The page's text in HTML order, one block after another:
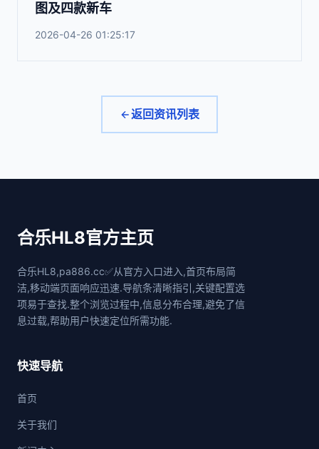
图及四款新车
2026-04-26 01:25:17
返回资讯列表
合乐HL8官方主页
合乐HL8,pa886.cc✅从官方入口进入,首页布局简
洁,移动端页面响应迅速.导航条清晰指引,关键配置选
项易于查找.整个浏览过程中,信息分布合理,避免了信
息过载,帮助用户快速定位所需功能.
快速导航
首页
关于我们